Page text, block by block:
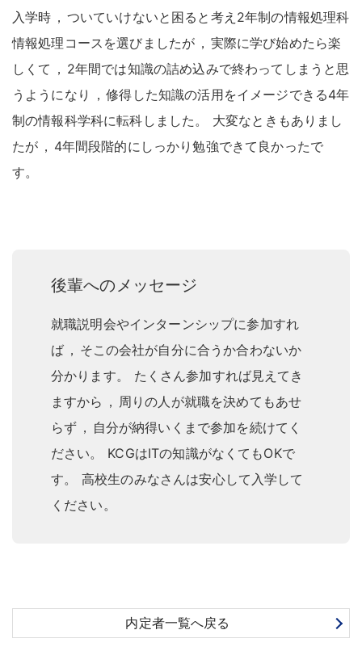
入学時 ， ついていけないと困ると考え2年制の情報処理科
情報処理コースを選びましたが ， 実際に学び始めたら楽
しくて ， 2年間では知識の詰め込みで終わってしまうと思
うようになり
， 修得した知識の活用をイメージできる4年
制の情報科学科に転科しました。
大変なときもありまし
たが ， 4年間段階的にしっかり勉強できて良かったで
す。
後輩へのメッセージ
就職説明会やインターンシップに参加すれ
ば ， そこの会社が自分に合うか合わないか
分かります。
たくさん参加すれば見えてき
ますから ， 周りの人が就職を決めてもあせ
らず ， 自分が納得いくまで参加を続けてく
ださい。
KCGはITの知識がなくてもOKで
す。
高校生のみなさんは安心して入学して
ください。
内定者一覧へ戻る